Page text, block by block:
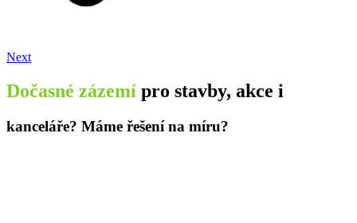
Next
Dočasné zázemí pro stavby, akce i
kanceláře? Máme řešení na míru?